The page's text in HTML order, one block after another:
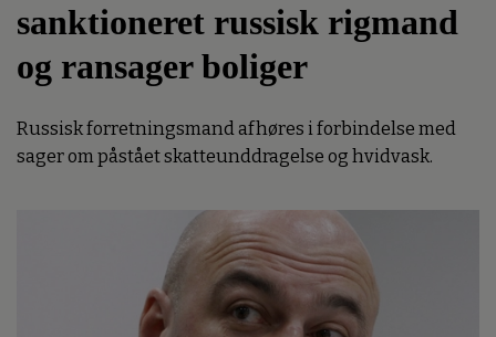
sanktioneret russisk rigmand
og ransager boliger
Russisk forretningsmand afhøres i forbindelse med
sager om påstået skatteunddragelse og hvidvask.